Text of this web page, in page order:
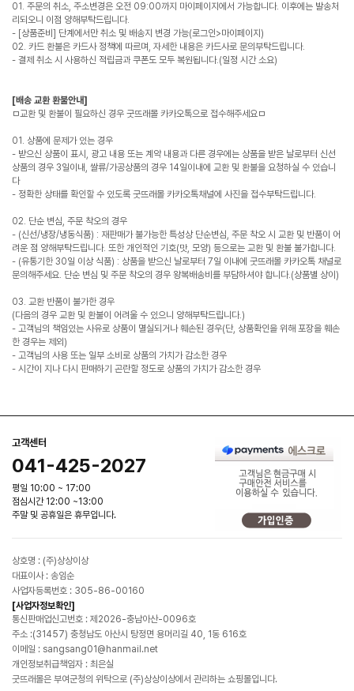
01. 주문의 취소, 주소변경은 오전 09:00까지 마이페이지에서 가능합니다. 이후에는 발송처
리되오니 이점 양해부탁드립니다.
- [상품준비] 단계에서만 취소 및 배송지 변경 가능(로그인>마이페이지)
02. 카드 환불은 카드사 정책에 따르며, 자세한 내용은 카드사로 문의부탁드립니다.
- 결제 취소 시 사용하신 적립금과 쿠폰도 모두 복원됩니다.(일정 시간 소요)
[배송 교환 환불안내]
ㅁ교환 및 환불이 필요하신 경우 굿뜨래몰 카카오톡으로 접수해주세요ㅁ
01. 상품에 문제가 있는 경우
- 받으신 상품이 표시, 광고 내용 또는 계약 내용과 다른 경우에는 상품을 받은 날로부터 신선
상품의 경우 3일이내, 쌀류/가공상품의 경우 14일이내에 교환 및 환불을 요청하실 수 있습니
다
- 정확한 상태를 확인할 수 있도록 굿뜨래몰 카카오톡채널에 사진을 접수부탁드립니다.
02. 단순 변심, 주문 착오의 경우
- (신선/냉장/냉동식품) : 재판매가 불가능한 특성상 단순변심, 주문 착오 시 교환 및 반품이 어
려운 점 양해부탁드립니다. 또한 개인적인 기호(맛, 모양) 등으로는 교환 및 환불 불가합니다.
- (유통기한 30일 이상 식품) : 상품을 받으신 날로부터 7일 이내에 굿뜨래몰 카카오톡 채널로
문의해주세요. 단순 변심 및 주문 착오의 경우 왕복배송비를 부담하셔야 합니다.(상품별 상이)
03. 교환 반품이 불가한 경우
(다음의 경우 교환 및 환불이 어려울 수 있으니 양해부탁드립니다.)
- 고객님의 책임있는 사유로 상품이 멸실되거나 훼손된 경우(단, 상품확인을 위해 포장을 훼손
한 경우는 제외)
- 고객님의 사용 또는 일부 소비로 상품의 가치가 감소한 경우
- 시간이 지나 다시 판매하기 곤란할 정도로 상품의 가치가 감소한 경우
고객센터
041-425-2027
평일 10:00 ~ 17:00
점심시간 12:00 ~13:00
주말 및 공휴일은 휴무입니다.
상호명 : (주)상상이상
대표이사 : 송임순
사업자등록번호 : 305-86-00160
[사업자정보확인]
통신판매업신고번호 : 제2026-충남아산-0096호
주소 :(31457) 충청남도 아산시 탕정면 용머리길 40, 1동 616호
이메일 : sangsang01@hanmail.net
개인정보취급책임자 : 최은실
굿뜨래몰은 부여군청의 위탁으로 (주)상상이상에서 관리하는 쇼핑몰입니다.